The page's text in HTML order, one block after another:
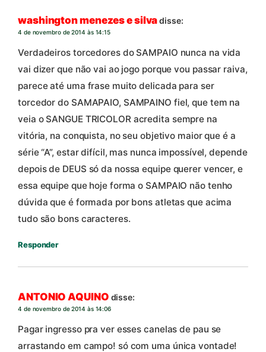
washington menezes e silvadisse:
4 de novembro de 2014 às 14:15
Verdadeiros torcedores do SAMPAIO nunca na vida
vai dizer que não vai ao jogo porque vou passar raiva,
parece até uma frase muito delicada para ser
torcedor do SAMAPAIO, SAMPAINO fiel, que tem na
veia o SANGUE TRICOLOR acredita sempre na
vitória, na conquista, no seu objetivo maior que é a
série “A”, estar difícil, mas nunca impossível, depende
depois de DEUS só da nossa equipe querer vencer, e
essa equipe que hoje forma o SAMPAIO não tenho
dúvida que é formada por bons atletas que acima
tudo são bons caracteres.
Responder
ANTONIO AQUINO disse:
4 de novembro de 2014 às 14:06
Pagar ingresso pra ver esses canelas de pau se
arrastando em campo! só com uma única vontade!